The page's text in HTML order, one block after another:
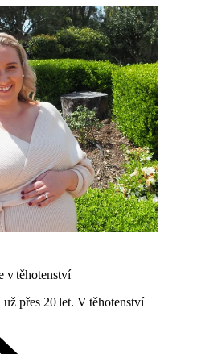
v těhotenství
přes 20 let. V těhotenství